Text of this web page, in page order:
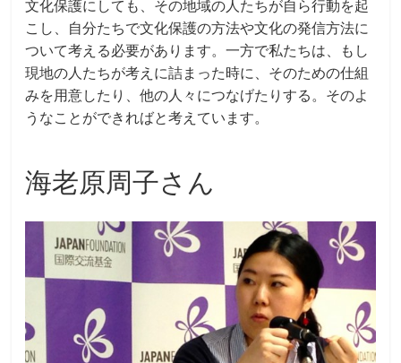
文化保護にしても、その地域の人たちが自ら行動を起
こし、自分たちで文化保護の方法や文化の発信方法に
ついて考える必要があります。一方で私たちは、もし
現地の人たちが考えに詰まった時に、そのための仕組
みを用意したり、他の人々につなげたりする。そのよ
うなことができればと考えています。
海老原周子さん